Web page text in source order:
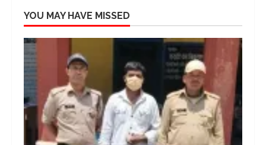
YOU MAY HAVE MISSED